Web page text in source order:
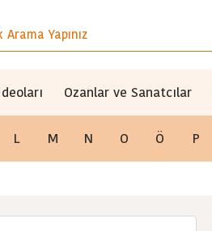
Ozanlar ve Sanatcılar
L M N O Ö P